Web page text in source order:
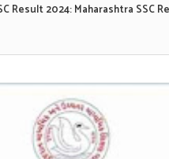
Result 2024: Maharashtra SSC